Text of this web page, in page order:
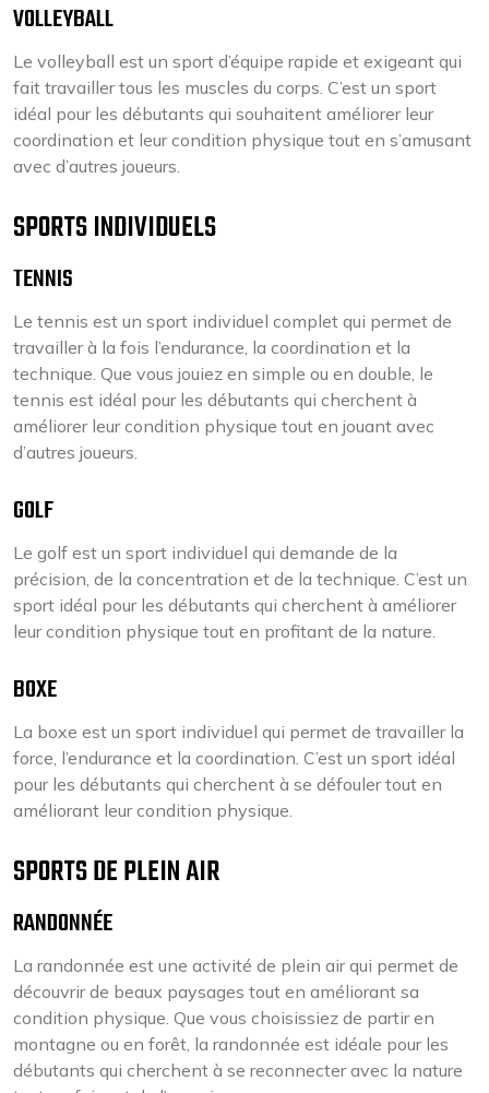
VOLLEYBALL
Le volleyball est un sport d’équipe rapide et exigeant qui
fait travailler tous les muscles du corps. C’est un sport
idéal pour les débutants qui souhaitent améliorer leur
coordination et leur condition physique tout en s’amusant
avec d’autres joueurs.
SPORTS INDIVIDUELS
TENNIS
Le tennis est un sport individuel complet qui permet de
travailler à la fois l’endurance, la coordination et la
technique. Que vous jouiez en simple ou en double, le
tennis est idéal pour les débutants qui cherchent à
améliorer leur condition physique tout en jouant avec
d’autres joueurs.
GOLF
Le golf est un sport individuel qui demande de la
précision, de la concentration et de la technique. C’est un
sport idéal pour les débutants qui cherchent à améliorer
leur condition physique tout en profitant de la nature.
BOXE
La boxe est un sport individuel qui permet de travailler la
force, l’endurance et la coordination. C’est un sport idéal
pour les débutants qui cherchent à se défouler tout en
améliorant leur condition physique.
SPORTS DE PLEIN AIR
RANDONNÉE
La randonnée est une activité de plein air qui permet de
découvrir de beaux paysages tout en améliorant sa
condition physique. Que vous choisissiez de partir en
montagne ou en forêt, la randonnée est idéale pour les
débutants qui cherchent à se reconnecter avec la nature